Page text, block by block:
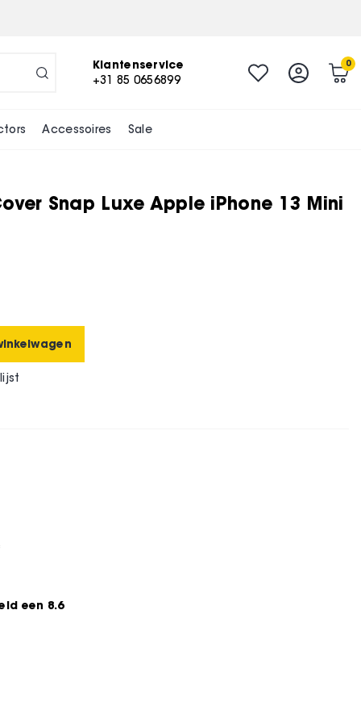
Klantenservice
+31 85 0656899
0
Accessoires Sale
Snap Luxe Apple iPhone 13 Mini
een 8.6